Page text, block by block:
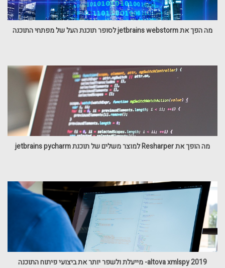
מה הפך את jetbrains webstorm לסופר תוכנת העל של מפתחי התוכנה
מה הופך את Resharper למוצר משלים של תוכנת jetbrains pycharm
altova xmlspy 2019- מייעלת ולשפר יותר את ביצועי פיתוח התוכנה